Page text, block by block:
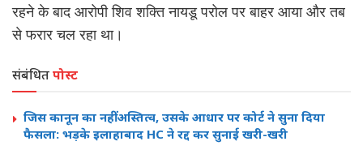
रहने के बाद आरोपी शिव शक्ति नायडू परोल पर बाहर आया और तब
से फरार चल रहा था।
संबंधितपोस्ट
जिस कानून का नहीं अस्तित्व, उसके आधार पर कोर्ट ने सुना दिया
फैसला: भड़के इलाहाबाद HC ने रद्द कर सुनाई खरी-खरी